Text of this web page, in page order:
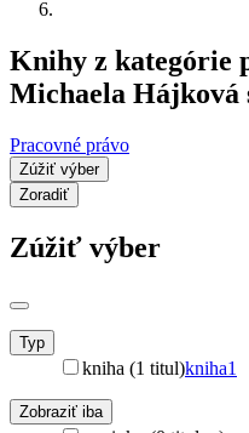
Knihy z kategórie
Michaela Hájková
Pracovné právo
Zúžiť výber
Zoradiť
Zúžiť výber
Typ
kniha (1 titul)kniha1
Zobraziť iba